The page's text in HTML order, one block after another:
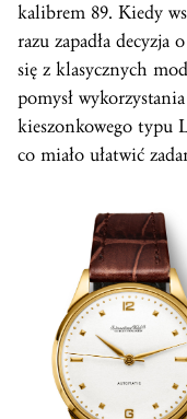
kalibrem 89. Kiedy
razu zapadła decyzja
się z klasycznych
pomysł
kieszonkowego typu
co miało ułatwić